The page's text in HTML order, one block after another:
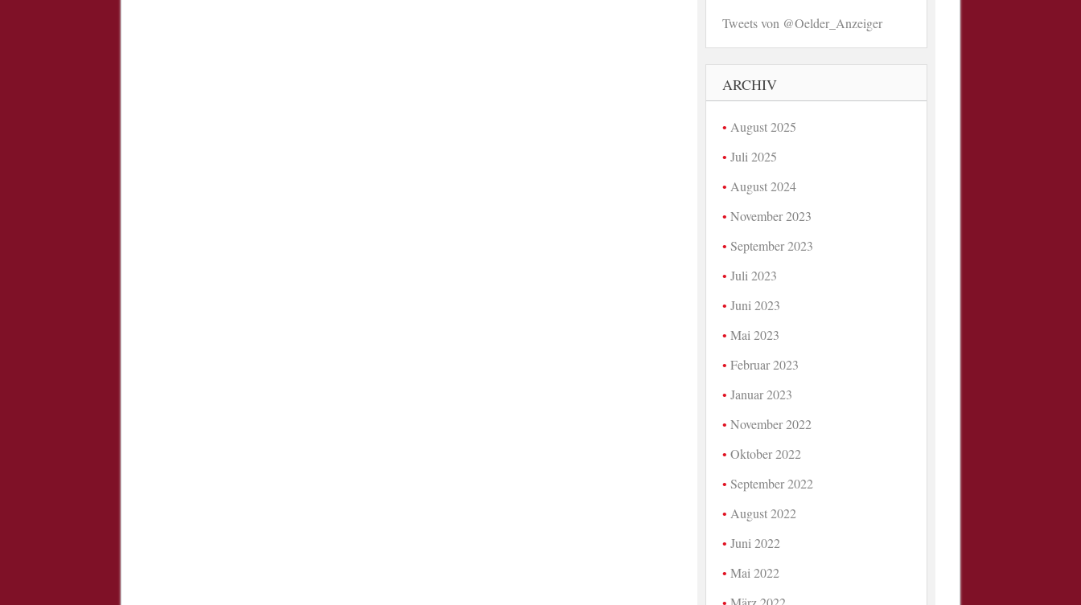
Tweets von @Oelder_Anzeiger
ARCHIV
August 2025
Juli 2025
August 2024
November 2023
September 2023
Juli 2023
Juni 2023
Mai 2023
Februar 2023
Januar 2023
November 2022
Oktober 2022
September 2022
August 2022
Juni 2022
Mai 2022